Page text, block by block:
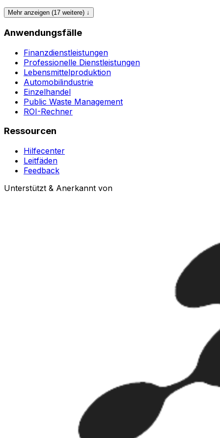
Mehr anzeigen (17 weitere) ↓
Anwendungsfälle
Finanzdienstleistungen
Professionelle Dienstleistungen
Lebensmittelproduktion
Automobilindustrie
Einzelhandel
Public Waste Management
ROI-Rechner
Ressourcen
Hilfecenter
Leitfäden
Feedback
Unterstützt & Anerkannt von